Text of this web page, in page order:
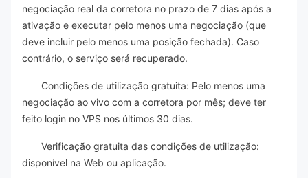
negociação real da corretora no prazo de 7 dias após a
ativação e executar pelo menos uma negociação (que
deve incluir pelo menos uma posição fechada). Caso
contrário, o serviço será recuperado.
Condições de utilização gratuita: Pelo menos uma
negociação ao vivo com a corretora por mês; deve ter
feito login no VPS nos últimos 30 dias.
Verificação gratuita das condições de utilização:
disponível na Web ou aplicação.